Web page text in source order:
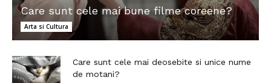
Care sunt cele mai bune filme coreene?
Arta si Cultura
Care sunt cele mai deosebite si unice nume
de motani?